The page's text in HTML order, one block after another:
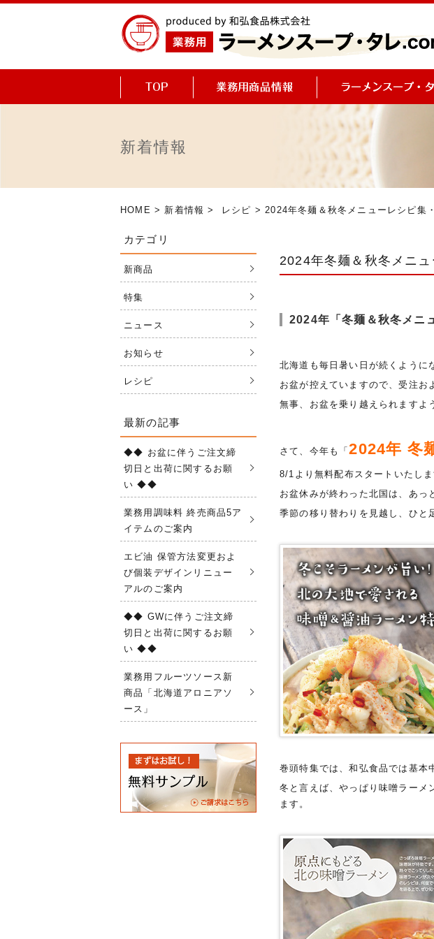
新着情報
HOME > 新着情報 > レシピ > 2024年冬麺＆秋冬メニューレシピ集
2024年冬麺＆秋冬メニ
2024年「冬麺＆秋冬メニ
北海道も毎日暑い日が続くように
お盆が控えていますので、受注お
無事、お盆を乗り越えられますよ
さて、今年も「2024年 冬
8/1より無料配布スタートいたしま
お盆休みが終わった北国は、あっ
季節の移り替わりを見越し、ひと
巻頭特集では、和弘食品では基本
冬と言えば、やっぱり味噌ラーメ
ます。
カテゴリ
新商品
特集
ニュース
お知らせ
レシピ
最新の記事
◆◆ お盆に伴うご注文締
切日と出荷に関するお願
い ◆◆
業務用調味料 終売商品5ア
イテムのご案内
エビ油 保管方法変更およ
び個装デザインリニュー
アルのご案内
◆◆ GWに伴うご注文締
切日と出荷に関するお願
い ◆◆
業務用フルーツソース新
商品「北海道アロニアソ
ース」